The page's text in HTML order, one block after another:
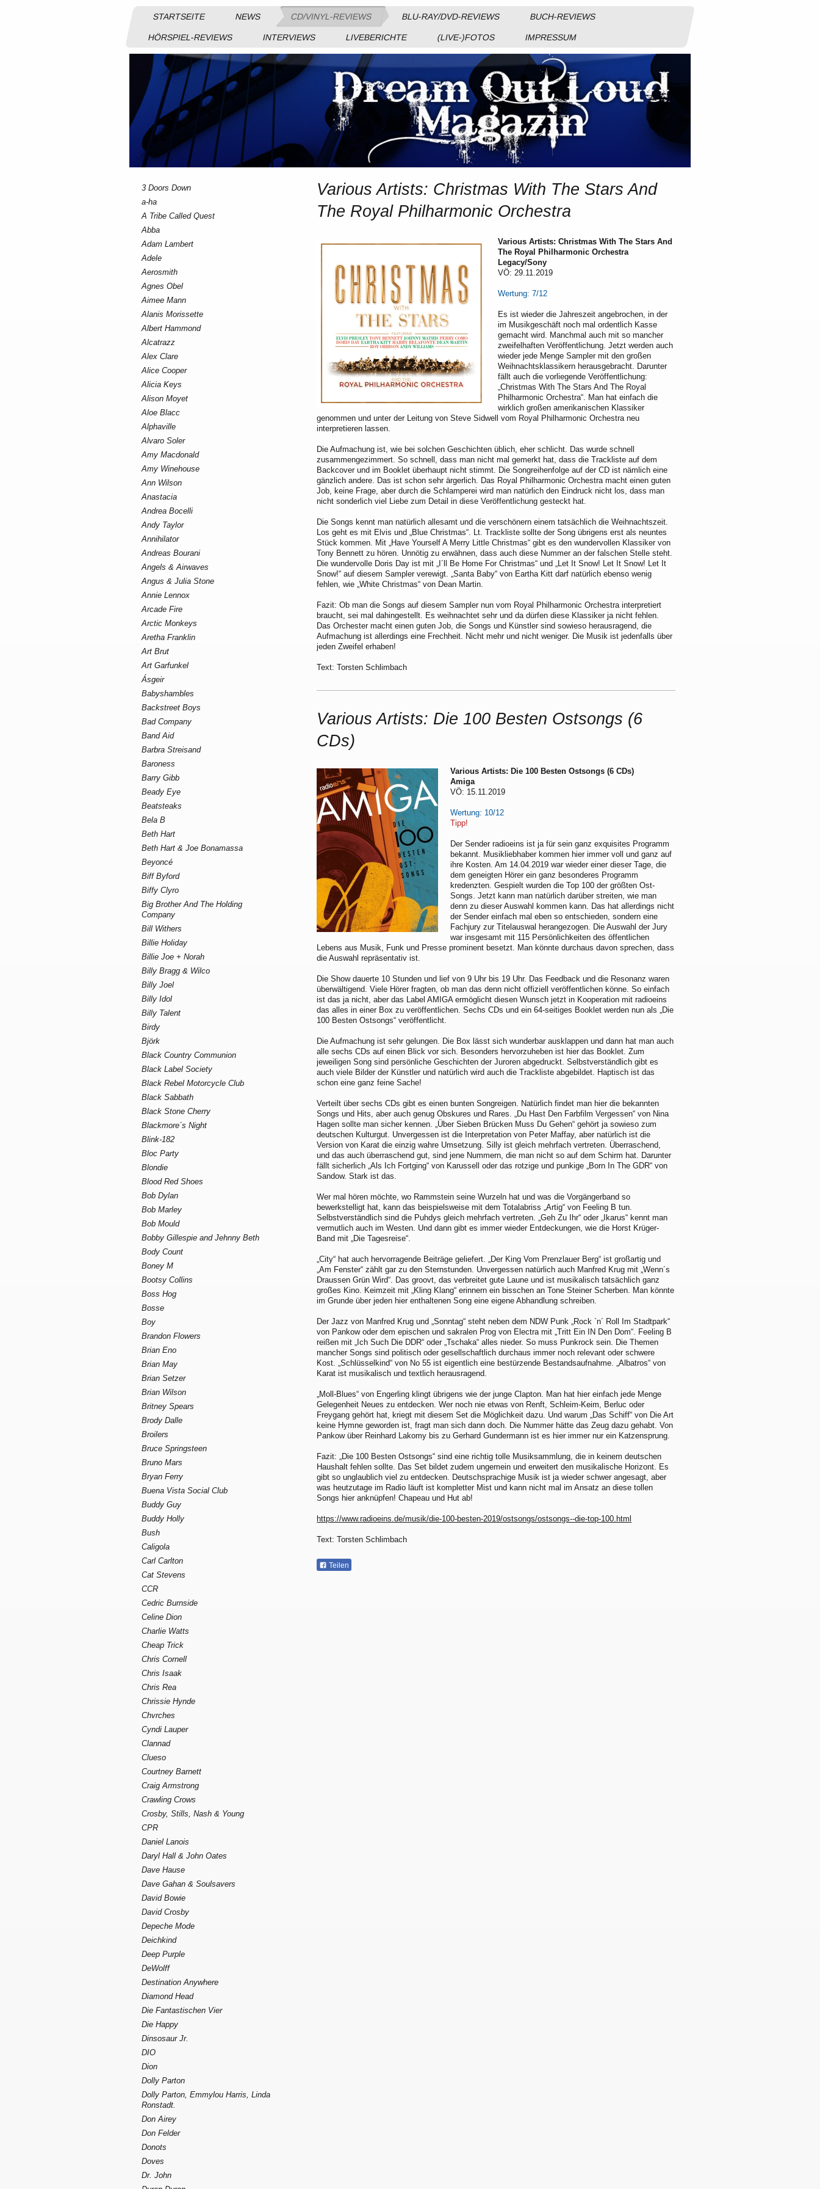
STARTSEITE NEWS CD/VINYL-REVIEWS BLU-RAY/DVD-REVIEWS BUCH-REVIEWS
HÖRSPIEL-REVIEWS INTERVIEWS LIVEBERICHTE (LIVE-)FOTOS IMPRESSUM
Various Artists: Christmas With The Stars And
The Royal Philharmonic Orchestra
Various Artists: Christmas With The Stars And
The Royal Philharmonic Orchestra
Legacy/Sony
VÖ: 29.11.2019
Wertung: 7/12
Es ist wieder die Jahreszeit angebrochen, in der
im Musikgeschäft noch mal ordentlich Kasse
gemacht wird. Manchmal auch mit so mancher
zweifelhaften Veröffentlichung. Jetzt werden auch
wieder jede Menge Sampler mit den großen
Weihnachtsklassikern herausgebracht. Darunter
fällt auch die vorliegende Veröffentlichung:
„Christmas With The Stars And The Royal
Philharmonic Orchestra“. Man hat einfach die
wirklich großen amerikanischen Klassiker
genommen und unter der Leitung von Steve Sidwell vom Royal Philharmonic Orchestra neu
interpretieren lassen.
Die Aufmachung ist, wie bei solchen Geschichten üblich, eher schlicht. Das wurde schnell
zusammengezimmert. So schnell, dass man nicht mal gemerkt hat, dass die Trackliste auf dem
Backcover und im Booklet überhaupt nicht stimmt. Die Songreihenfolge auf der CD ist nämlich eine
gänzlich andere. Das ist schon sehr ärgerlich. Das Royal Philharmonic Orchestra macht einen guten
Job, keine Frage, aber durch die Schlamperei wird man natürlich den Eindruck nicht los, dass man
nicht sonderlich viel Liebe zum Detail in diese Veröffentlichung gesteckt hat.
Die Songs kennt man natürlich allesamt und die verschönern einem tatsächlich die Weihnachtszeit.
Los geht es mit Elvis und „Blue Christmas“. Lt. Trackliste sollte der Song übrigens erst als neuntes
Stück kommen. Mit „Have Yourself A Merry Little Christmas“ gibt es den wundervollen Klassiker von
Tony Bennett zu hören. Unnötig zu erwähnen, dass auch diese Nummer an der falschen Stelle steht.
Die wundervolle Doris Day ist mit „I´ll Be Home For Christmas“ und „Let It Snow! Let It Snow! Let It
Snow!“ auf diesem Sampler verewigt. „Santa Baby“ von Eartha Kitt darf natürlich ebenso wenig
fehlen, wie „White Christmas“ von Dean Martin.
Fazit: Ob man die Songs auf diesem Sampler nun vom Royal Philharmonic Orchestra interpretiert
braucht, sei mal dahingestellt. Es weihnachtet sehr und da dürfen diese Klassiker ja nicht fehlen.
Das Orchester macht einen guten Job, die Songs und Künstler sind sowieso herausragend, die
Aufmachung ist allerdings eine Frechheit. Nicht mehr und nicht weniger. Die Musik ist jedenfalls über
jeden Zweifel erhaben!
Text: Torsten Schlimbach
Various Artists: Die 100 Besten Ostsongs (6
CDs)
Various Artists: Die 100 Besten Ostsongs (6 CDs)
Amiga
VÖ: 15.11.2019
Wertung: 10/12
Tipp!
Der Sender radioeins ist ja für sein ganz exquisites Programm
bekannt. Musikliebhaber kommen hier immer voll und ganz auf
ihre Kosten. Am 14.04.2019 war wieder einer dieser Tage, die
dem geneigten Hörer ein ganz besonderes Programm
kredenzten. Gespielt wurden die Top 100 der größten Ost-
Songs. Jetzt kann man natürlich darüber streiten, wie man
denn zu dieser Auswahl kommen kann. Das hat allerdings nicht
der Sender einfach mal eben so entschieden, sondern eine
Fachjury zur Titelauswal herangezogen. Die Auswahl der Jury
war insgesamt mit 115 Persönlichkeiten des öffentlichen
Lebens aus Musik, Funk und Presse prominent besetzt. Man könnte durchaus davon sprechen, dass
die Auswahl repräsentativ ist.
Die Show dauerte 10 Stunden und lief von 9 Uhr bis 19 Uhr. Das Feedback und die Resonanz waren
überwältigend. Viele Hörer fragten, ob man das denn nicht offiziell veröffentlichen könne. So einfach
ist das ja nicht, aber das Label AMIGA ermöglicht diesen Wunsch jetzt in Kooperation mit radioeins
das alles in einer Box zu veröffentlichen. Sechs CDs und ein 64-seitiges Booklet werden nun als „Die
100 Besten Ostsongs“ veröffentlicht.
Die Aufmachung ist sehr gelungen. Die Box lässt sich wunderbar ausklappen und dann hat man auch
alle sechs CDs auf einen Blick vor sich. Besonders hervorzuheben ist hier das Booklet. Zum
jeweiligen Song sind persönliche Geschichten der Juroren abgedruckt. Selbstverständlich gibt es
auch viele Bilder der Künstler und natürlich wird auch die Trackliste abgebildet. Haptisch ist das
schon eine ganz feine Sache!
Verteilt über sechs CDs gibt es einen bunten Songreigen. Natürlich findet man hier die bekannten
Songs und Hits, aber auch genug Obskures und Rares. „Du Hast Den Farbfilm Vergessen“ von Nina
Hagen sollte man sicher kennen. „Über Sieben Brücken Muss Du Gehen“ gehört ja sowieso zum
deutschen Kulturgut. Unvergessen ist die Interpretation von Peter Maffay, aber natürlich ist die
Version von Karat die einzig wahre Umsetzung. Silly ist gleich mehrfach vertreten. Überraschend,
und das auch überraschend gut, sind jene Nummern, die man nicht so auf dem Schirm hat. Darunter
fällt sicherlich „Als Ich Fortging“ von Karussell oder das rotzige und punkige „Born In The GDR“ von
Sandow. Stark ist das.
Wer mal hören möchte, wo Rammstein seine Wurzeln hat und was die Vorgängerband so
bewerkstelligt hat, kann das beispielsweise mit dem Totalabriss „Artig“ von Feeling B tun.
Selbstverständlich sind die Puhdys gleich mehrfach vertreten. „Geh Zu Ihr“ oder „Ikarus“ kennt man
vermutlich auch im Westen. Und dann gibt es immer wieder Entdeckungen, wie die Horst Krüger-
Band mit „Die Tagesreise“.
„City“ hat auch hervorragende Beiträge geliefert. „Der King Vom Prenzlauer Berg“ ist großartig und
„Am Fenster“ zählt gar zu den Sternstunden. Unvergessen natürlich auch Manfred Krug mit „Wenn´s
Draussen Grün Wird“. Das groovt, das verbreitet gute Laune und ist musikalisch tatsächlich ganz
großes Kino. Keimzeit mit „Kling Klang“ erinnern ein bisschen an Tone Steiner Scherben. Man könnte
im Grunde über jeden hier enthaltenen Song eine eigene Abhandlung schreiben.
Der Jazz von Manfred Krug und „Sonntag“ steht neben dem NDW Punk „Rock `n´ Roll Im Stadtpark“
von Pankow oder dem epischen und sakralen Prog von Electra mit „Tritt Ein IN Den Dom“. Feeling B
reißen mit „Ich Such Die DDR“ oder „Tschaka“ alles nieder. So muss Punkrock sein. Die Themen
mancher Songs sind politisch oder gesellschaftlich durchaus immer noch relevant oder schwere
Kost. „Schlüsselkind“ von No 55 ist eigentlich eine bestürzende Bestandsaufnahme. „Albatros“ von
Karat ist musikalisch und textlich herausragend.
„Moll-Blues“ von Engerling klingt übrigens wie der junge Clapton. Man hat hier einfach jede Menge
Gelegenheit Neues zu entdecken. Wer noch nie etwas von Renft, Schleim-Keim, Berluc oder
Freygang gehört hat, kriegt mit diesem Set die Möglichkeit dazu. Und warum „Das Schiff“ von Die Art
keine Hymne geworden ist, fragt man sich dann doch. Die Nummer hätte das Zeug dazu gehabt. Von
Pankow über Reinhard Lakomy bis zu Gerhard Gundermann ist es hier immer nur ein Katzensprung.
Fazit: „Die 100 Besten Ostsongs“ sind eine richtig tolle Musiksammlung, die in keinem deutschen
Haushalt fehlen sollte. Das Set bildet zudem ungemein und erweitert den musikalische Horizont. Es
gibt so unglaublich viel zu entdecken. Deutschsprachige Musik ist ja wieder schwer angesagt, aber
was heutzutage im Radio läuft ist kompletter Mist und kann nicht mal im Ansatz an diese tollen
Songs hier anknüpfen! Chapeau und Hut ab!
https://www.radioeins.de/musik/die-100-besten-2019/ostsongs/ostsongs--die-top-100.html
Text: Torsten Schlimbach
Teilen
3 Doors Down
a-ha
A Tribe Called Quest
Abba
Adam Lambert
Adele
Aerosmith
Agnes Obel
Aimee Mann
Alanis Morissette
Albert Hammond
Alcatrazz
Alex Clare
Alice Cooper
Alicia Keys
Alison Moyet
Aloe Blacc
Alphaville
Alvaro Soler
Amy Macdonald
Amy Winehouse
Ann Wilson
Anastacia
Andrea Bocelli
Andy Taylor
Annihilator
Andreas Bourani
Angels & Airwaves
Angus & Julia Stone
Annie Lennox
Arcade Fire
Arctic Monkeys
Aretha Franklin
Art Brut
Art Garfunkel
Ásgeir
Babyshambles
Backstreet Boys
Bad Company
Band Aid
Barbra Streisand
Baroness
Barry Gibb
Beady Eye
Beatsteaks
Bela B
Beth Hart
Beth Hart & Joe Bonamassa
Beyoncé
Biff Byford
Biffy Clyro
Big Brother And The Holding
Company
Bill Withers
Billie Holiday
Billie Joe + Norah
Billy Bragg & Wilco
Billy Joel
Billy Idol
Billy Talent
Birdy
Björk
Black Country Communion
Black Label Society
Black Rebel Motorcycle Club
Black Sabbath
Black Stone Cherry
Blackmore´s Night
Blink-182
Bloc Party
Blondie
Blood Red Shoes
Bob Dylan
Bob Marley
Bob Mould
Bobby Gillespie and Jehnny Beth
Body Count
Boney M
Bootsy Collins
Boss Hog
Bosse
Boy
Brandon Flowers
Brian Eno
Brian May
Brian Setzer
Brian Wilson
Britney Spears
Brody Dalle
Broilers
Bruce Springsteen
Bruno Mars
Bryan Ferry
Buena Vista Social Club
Buddy Guy
Buddy Holly
Bush
Caligola
Carl Carlton
Cat Stevens
CCR
Cedric Burnside
Celine Dion
Charlie Watts
Cheap Trick
Chris Cornell
Chris Isaak
Chris Rea
Chrissie Hynde
Chvrches
Cyndi Lauper
Clannad
Clueso
Courtney Barnett
Craig Armstrong
Crawling Crows
Crosby, Stills, Nash & Young
CPR
Daniel Lanois
Daryl Hall & John Oates
Dave Hause
Dave Gahan & Soulsavers
David Bowie
David Crosby
Depeche Mode
Deichkind
Deep Purple
DeWolff
Destination Anywhere
Diamond Head
Die Fantastischen Vier
Die Happy
Dinsosaur Jr.
DIO
Dion
Dolly Parton
Dolly Parton, Emmylou Harris, Linda
Ronstadt.
Don Airey
Don Felder
Donots
Doves
Dr. John